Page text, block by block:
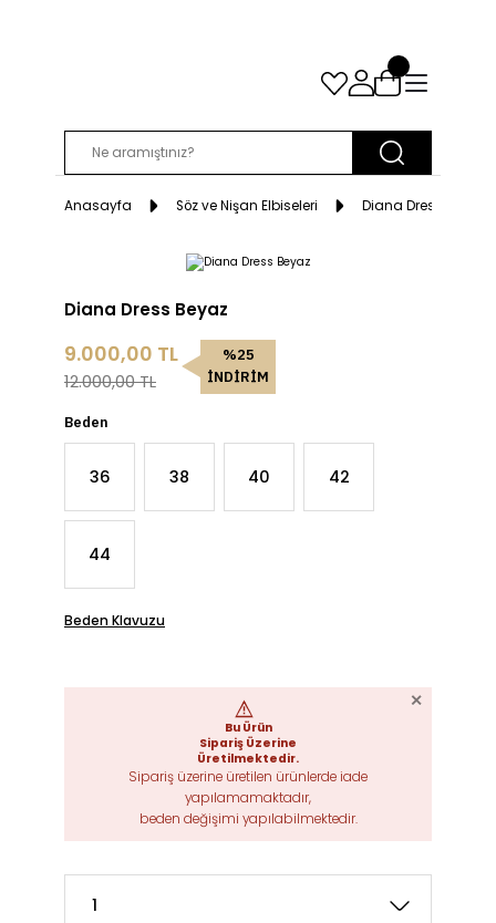
Anasayfa Söz ve Nişan Elbiseleri Diana Dress Beyaz
Diana Dress Beyaz
9.000,00 TL
12.000,00 TL
%25
İNDİRİM
Beden
36 38 40 42
44
Beden Klavuzu